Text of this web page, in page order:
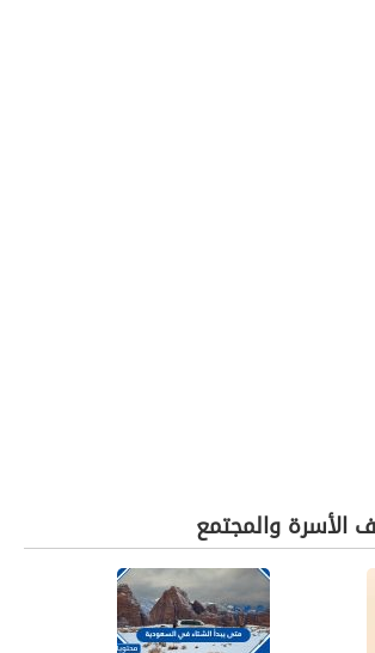
الأسرة والمجتمع